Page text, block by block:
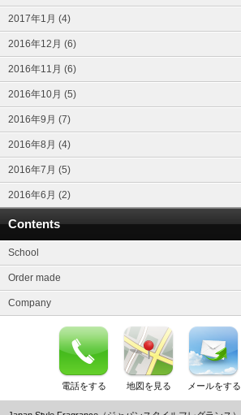
2017年1月 (4)
2016年12月 (6)
2016年11月 (6)
2016年10月 (5)
2016年9月 (7)
2016年8月 (4)
2016年7月 (5)
2016年6月 (2)
Contents
School
Order made
Company
電話をする 地図を見る メールをする